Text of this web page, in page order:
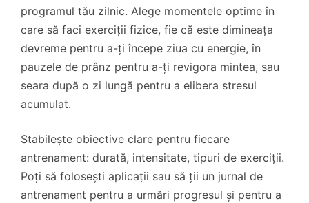
programul tău zilnic. Alege momentele optime în
care să faci exerciții fizice, fie că este dimineața
devreme pentru a-ți începe ziua cu energie, în
pauzele de prânz pentru a-ți revigora mintea, sau
seara după o zi lungă pentru a elibera stresul
acumulat.
Stabilește obiective clare pentru fiecare
antrenament: durată, intensitate, tipuri de exerciții.
Poți să folosești aplicații sau să ții un jurnal de
antrenament pentru a urmări progresul și pentru a